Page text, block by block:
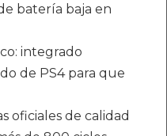
batería baja en
integrado
de PS4 para que
oficiales de calidad